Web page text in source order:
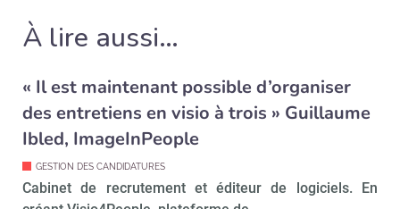
À lire aussi…
« Il est maintenant possible d’organiser
des entretiens en visio à trois » Guillaume
Ibled, ImageInPeople
GESTION DES CANDIDATURES
Cabinet de recrutement et éditeur de logiciels. En
Valider
Non merci, je reçois déjà
tard